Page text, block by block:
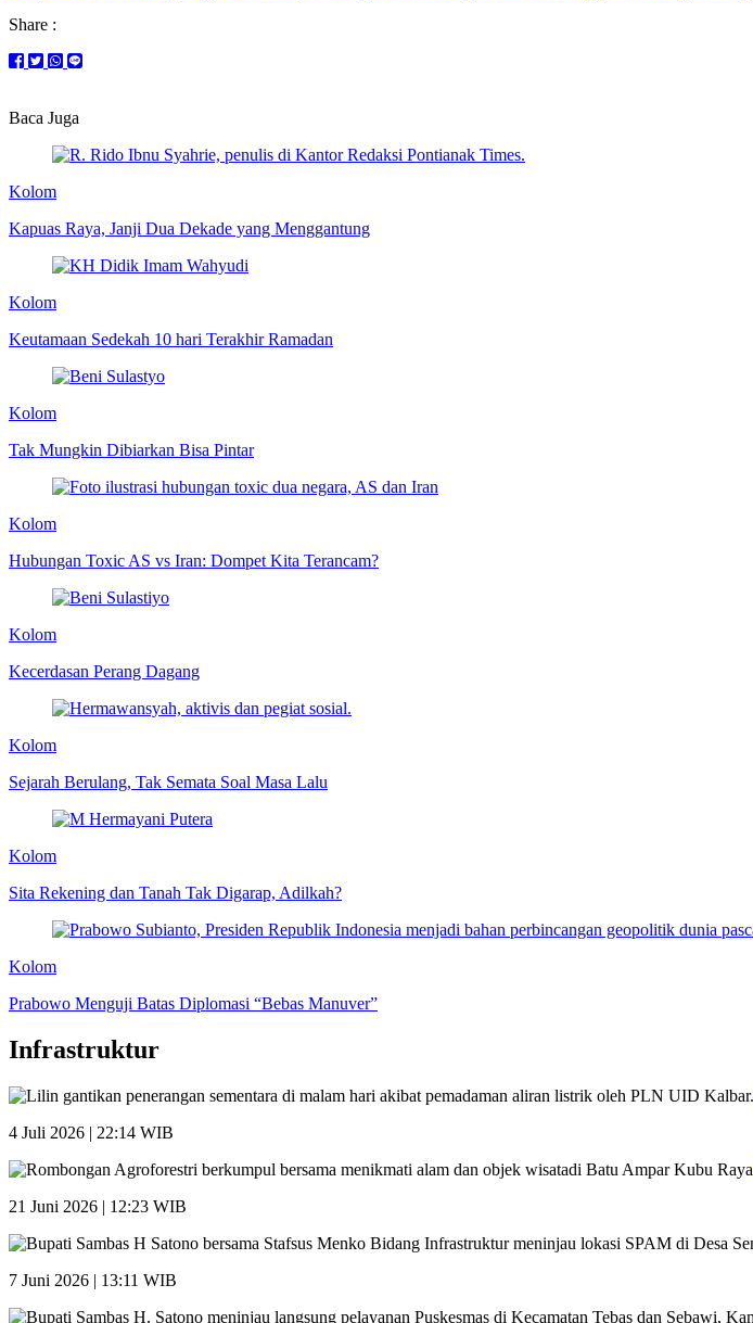
Share :
Baca Juga
Kolom
Kapuas Raya, Janji Dua Dekade yang Menggantung
Kolom
Keutamaan Sedekah 10 hari Terakhir Ramadan
Kolom
Tak Mungkin Dibiarkan Bisa Pintar
Kolom
Hubungan Toxic AS vs Iran: Dompet Kita Terancam?
Kolom
Kecerdasan Perang Dagang
Kolom
Sejarah Berulang, Tak Semata Soal Masa Lalu
Kolom
Sita Rekening dan Tanah Tak Digarap, Adilkah?
Kolom
Prabowo Menguji Batas Diplomasi “Bebas Manuver”
Infrastruktur
4 Juli 2026 | 22:14 WIB
21 Juni 2026 | 12:23 WIB
7 Juni 2026 | 13:11 WIB